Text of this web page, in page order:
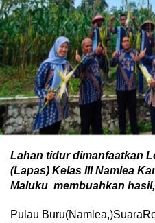
Lahan tidur dimanfaatkan
(Lapas) Kelas III Namlea
Maluku membuahkan hasil,
Pulau